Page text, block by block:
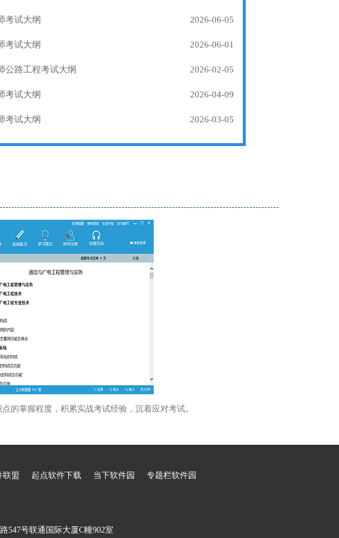
考试大纲 2026-06-05
考试大纲 2026-06-01
公路工程考试大纲 2026-02-05
考试大纲 2026-04-09
考试大纲 2026-03-05
的掌握程度，积累实战考试经验，沉着应对考试。
联盟 起点软件下载 当下软件园 专题栏软件园
547号联通国际大厦C幢902室